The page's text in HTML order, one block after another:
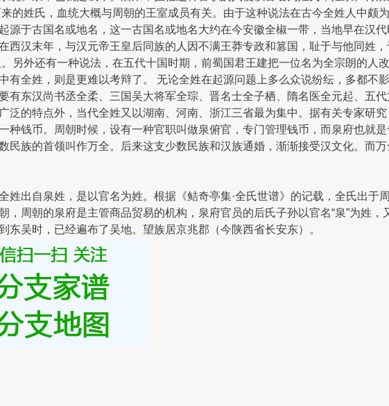
的姓氏，血统大概与周朝的王室成员有关。由于这种说法在古今全姓人中颇
源于古国名或地名，这一古国名或地名大约在今安徽全椒一带，当地早在汉
西汉末年，与汉元帝王皇后同族的人因不满王莽专政和篡国，耻于与他同姓
另外还有一种说法，在五代十国时期，前蜀国君王建把一位名为全宗朗的人
有全姓，则是更难以考辩了。 无论全姓在起源问题上多么众说纷纭，多都不
有东汉尚书丞全柔、三国吴大将军全琮、晋名士全子栖、隋名医全元起、五
泛的特点外，当代全姓又以湖南、河南、浙江三省最为集中。据有关专家研
种钱币。周朝时候，设有一种官职叫做泉俯官，专门管理钱币，而泉府也就
民族的首领叫作万全。后来这支少数民族和汉族通婚，渐渐接受汉文化。而
自泉姓，是以官名为姓。根据《鲒奇亭集·全氏世谱》的记载，全氏出于
周朝的泉府是主管商品贸易的机构，泉府官员的后氏子孙以官名“泉”为姓，又
吴时，已经遍布了吴地。望族居京兆郡（今陕西省长安东）。